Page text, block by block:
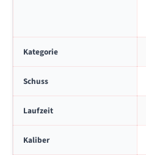
ü
r
d
C
h
s
e
y
Kategorie
Schuss
Laufzeit
Kaliber